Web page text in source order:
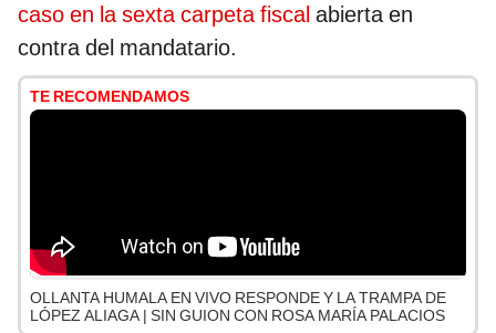
caso en la sexta carpeta fiscal abierta en
contra del mandatario.
TE RECOMENDAMOS
OLLANTA HUMALA EN VIVO RESPONDE Y LA TRAMPA DE
LÓPEZ ALIAGA | SIN GUION CON ROSA MARÍA PALACIOS